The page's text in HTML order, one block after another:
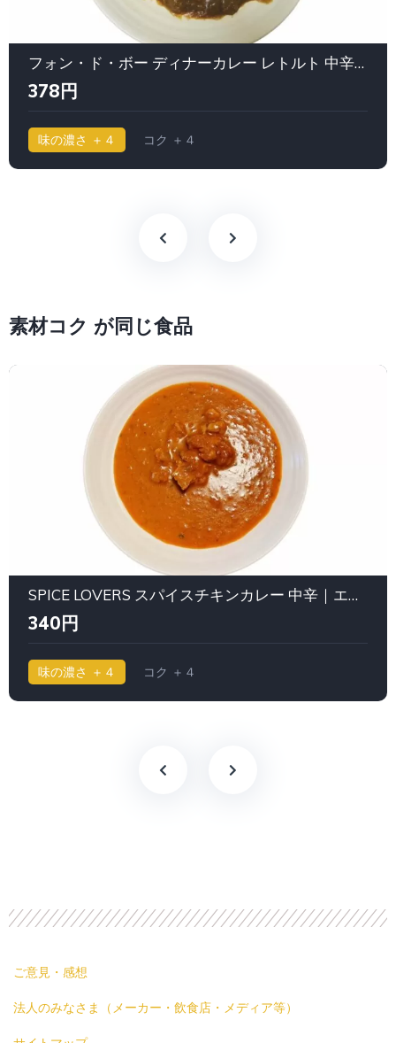
フォン・ド・ボー ディナーカレー レトルト 中辛｜エスビー食品（S&B）
378円
味の濃さ ＋４ コク ＋４
素材コク が同じ食品
SPICE LOVERS スパイスチキンカレー 中辛｜エスビー食品（S&B）
340円
味の濃さ ＋４ コク ＋４
ご意見・感想
法人のみなさま（メーカー・飲食店・メディア等）